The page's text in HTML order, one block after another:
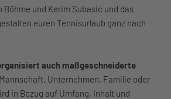
Böhme und Kerim Subasic und das
euren Tennisurlaub ganz nach
auch maßgeschneiderte
Unternehmen, Familie oder
in Bezug auf Umfang, Inhalt und